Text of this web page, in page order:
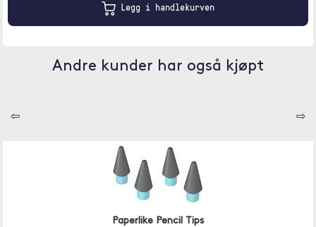
Legg i handlekurven
Andre kunder har også kjøpt
⇦ ⇨
Paperlike Pencil Tips